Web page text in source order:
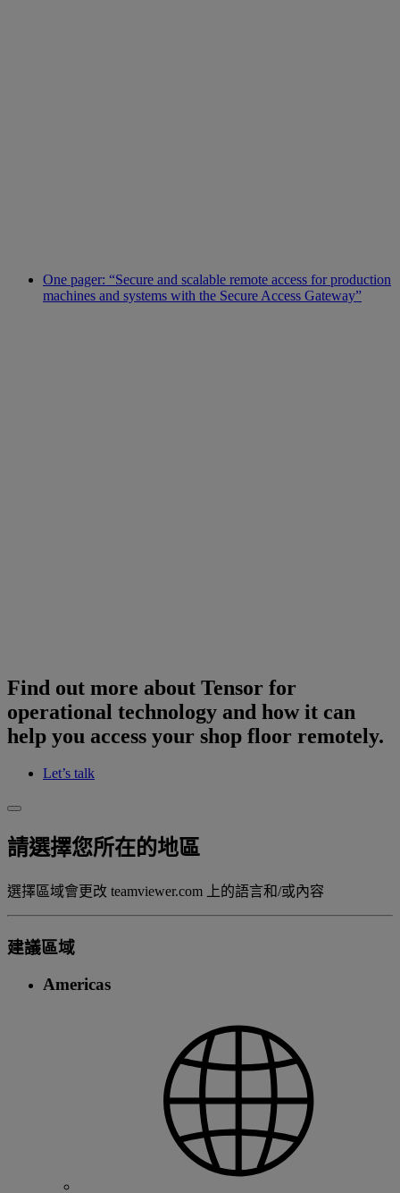
One pager: “Secure and scalable remote access for production
machines and systems with the Secure Access Gateway”
Find out more about Tensor for
operational technology and how it can
help you access your shop floor remotely.
Let’s talk
請選擇您所在的地區
選擇區域會更改 teamviewer.com 上的語言和/或內容
建議區域
Americas